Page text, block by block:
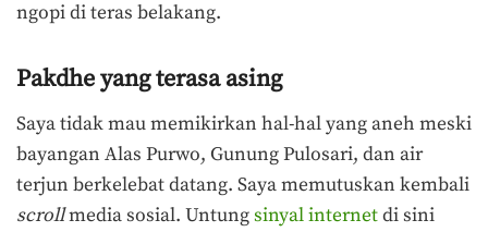
ngopi di teras belakang.
Pakdhe yang terasa asing
Saya tidak mau memikirkan hal-hal yang aneh meski
bayangan Alas Purwo, Gunung Pulosari, dan air
terjun berkelebat datang. Saya memutuskan kembali
scrollmedia sosial. Untungsinyal internetdi sini